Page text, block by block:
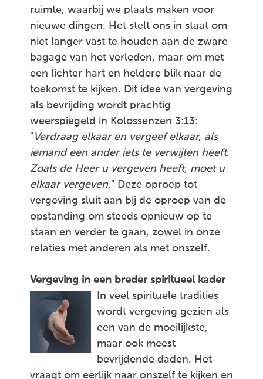
ruimte, waarbij we plaats maken voor
nieuwe dingen. Het stelt ons in staat om
niet langer vast te houden aan de zware
bagage van het verleden, maar om met
een lichter hart en heldere blik naar de
toekomst te kijken. Dit idee van vergeving
als bevrijding wordt prachtig
weerspiegeld in Kolossenzen 3:13:
" Verdraag elkaar en vergeef elkaar, als
iemand een ander iets te verwijten heeft.
Zoals de Heer u vergeven heeft, moet u
elkaar vergeven." Deze oproep tot
vergeving sluit aan bij de oproep van de
opstanding om steeds opnieuw op te
staan en verder te gaan, zowel in onze
relaties met anderen als met onszelf.
Vergeving in een breder spiritueel kader
In veel spirituele tradities
wordt vergeving gezien als
een van de moeilijkste,
maar ook meest
bevrijdende daden. Het
vraagt om eerlijk naar onszelf te kijken en